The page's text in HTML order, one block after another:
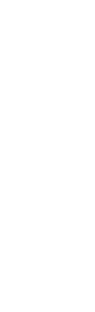
рекомендую!